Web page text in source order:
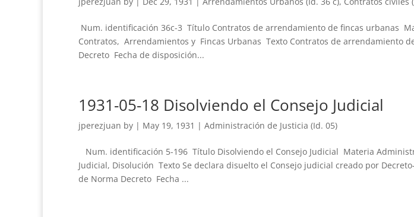
Num. identificación 36c-3 Título Contratos de arrendamiento de fincas urbanas
Contratos, Arrendamientos y Fincas Urbanas Texto Contratos de arrendamiento
Decreto Fecha de disposición...
1931-05-18 Disolviendo el Consejo Judicial
jperezjuan by | May 19, 1931 | Administración de Justicia (Id. 05)
Num. identificación 5-196 Título Disolviendo el Consejo Judicial Materia
Judicial, Disolución Texto Se declara disuelto el Consejo judicial creado por
de Norma Decreto Fecha ...